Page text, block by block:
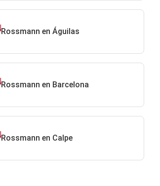
Rossmann en Águilas
Rossmann en Barcelona
Rossmann en Calpe